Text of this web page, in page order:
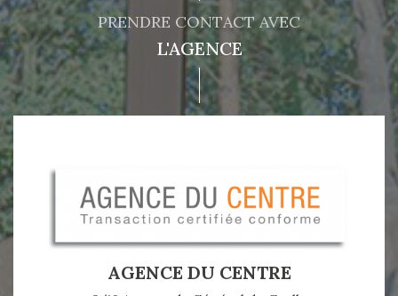
PRENDRE CONTACT AVEC
L'AGENCE
AGENCE DU CENTRE